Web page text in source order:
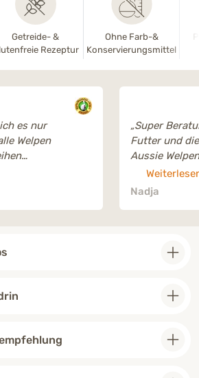
Getreide- &
Rezeptur
Ohne Farb-&
Konservierungsmittel
es nur
Welpen
„Super
Futter und
Aussie
Haut sehen
Umstellung
geklappt!“
Nadja